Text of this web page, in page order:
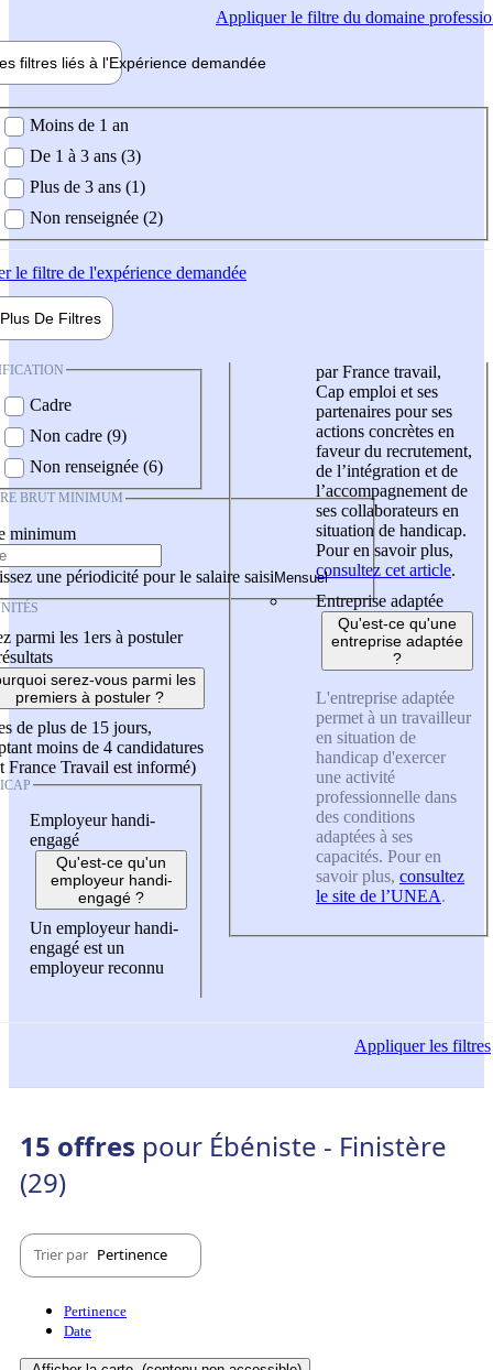
Appliquerle filtre du domaine
filtres liés à l'Expérience demandée
demandée
Moins de 1 an
De 1 à 3 ans (3)
Plus de 3 ans (1)
Non renseignée (2)
le filtre de l'expérience demandée
Plus De Filtres
Cadre
Non cadre (9)
Non renseignée (6)
BRUT MINIMUM
minimum
une périodicité pour le salaire saisi
parmi les 1ers à postuler
serez-vous parmi les
premiers à postuler ?
de plus de 15 jours,
moins de 4 candidatures
France Travail est informé)
Employeur handi-
engagé
Qu'est-ce qu'un
employeur handi-
engagé ?
Un employeur handi-
engagé est un
employeur reconnu
par France travail,
Cap emploi et ses
partenaires pour ses
actions concrètes en
faveur du recrutement,
de l’intégration et de
l’accompagnement de
ses collaborateurs en
situation de handicap.
Pour en savoir plus,
consultez cet article.
Entreprise adaptée
Qu'est-ce qu'une
entreprise adaptée
?
L'entreprise adaptée
permet à un travailleur
en situation de
handicap d'exercer
une activité
professionnelle dans
des conditions
adaptées à ses
capacités. Pour en
savoir plus, consultez
le site de l’UNEA.
Appliquerles filtres
15 offres pour Ébéniste - Finistère
(29)
Trier par Pertinence
Pertinence
Date